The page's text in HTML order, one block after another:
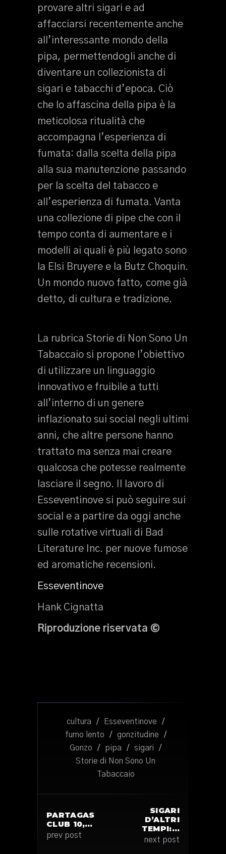
provare altri sigari e ad
affacciarsi recentemente anche
all’interessante mondo della
pipa, permettendogli anche di
diventare un collezionista di
sigari e tabacchi d’epoca. Ciò
che lo affascina della pipa è la
meticolosa ritualità che
accompagna l’esperienza di
fumata: dalla scelta della pipa
alla sua manutenzione passando
per la scelta del tabacco e
all’esperienza di fumata. Vanta
una collezione di pipe che con il
tempo conta di aumentare e i
modelli ai quali è più legato sono
la Elsi Bruyere e la Butz Choquin.
Un mondo nuovo fatto, come già
detto, di cultura e tradizione.
La rubrica Storie di Non Sono Un
Tabaccaio si propone l’obiettivo
di utilizzare un linguaggio
innovativo e fruibile a tutti
all’interno di un genere
inflazionato sui social negli ultimi
anni, che altre persone hanno
trattato ma senza mai creare
qualcosa che potesse realmente
lasciare il segno. Il lavoro di
Esseventinove si può seguire sui
social e a partire da oggi anche
sulle rotative virtuali di Bad
Literature Inc. per nuove fumose
ed aromatiche recensioni.
Esseventinove
Hank Cignatta
Riproduzione riservata ©
cultura / Esseventinove
/
fumo lento
/ gonzitudine
/
Gonzo
/ pipa / sigari
/
Storie di Non Sono Un
Tabaccaio
PARTAGAS
CLUB 10,…
prev post
SIGARI
D’ALTRI
TEMPI:…
next post